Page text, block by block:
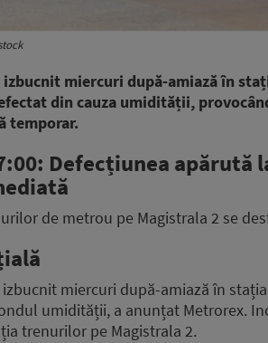
izbucnit miercuri după-amiază în
din cauza umidității,
temporar.
Defecțiunea apărută
de metrou pe Magistrala 2 se
miercuri după-amiază în
umidității, a anunțat Metrorex.
trenurilor pe Magistrala 2.